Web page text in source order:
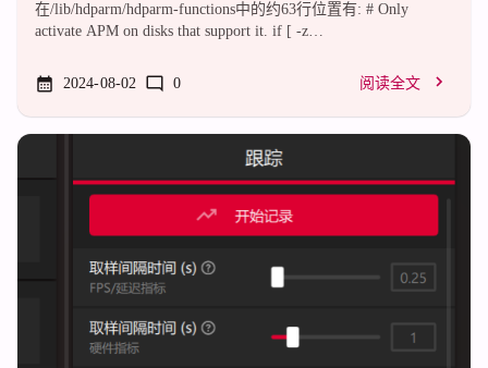
在/lib/hdparm/hdparm-functions中的约63行位置有: # Only
activate APM on disks that support it. if [ -z
ID_ATA_FEATURE_SET_APM="$(udevadm info -n "$1" -q
property 2>/dev/null | sed -n
's/^ID_ATA_FEATURE_SET_APM=//p'...
2024-08-02 0 阅读全文